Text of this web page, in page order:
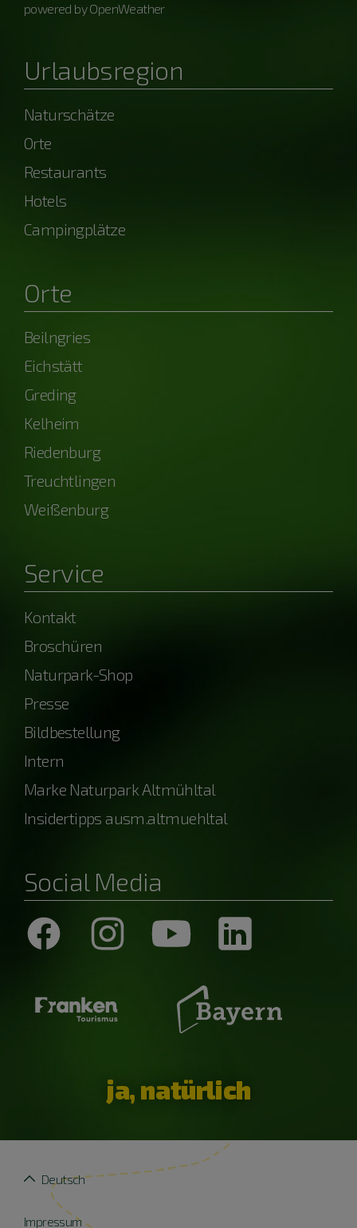
powered by OpenWeather
Urlaubsregion
Naturschätze
Orte
Restaurants
Hotels
Campingplätze
Orte
Beilngries
Eichstätt
Greding
Kelheim
Riedenburg
Treuchtlingen
Weißenburg
Service
Kontakt
Broschüren
Naturpark-Shop
Presse
Bildbestellung
Intern
Marke Naturpark Altmühltal
Insidertipps ausm.altmuehltal
Social Media
ja, natürlich
Impressum
Deutsch